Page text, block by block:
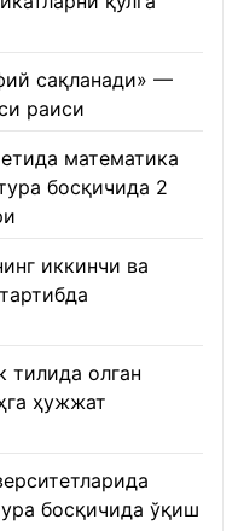
сақланади» —
раиси
математика
босқичида 2
иккинчи ва
тилида олган
ҳужжат
босқичида ўқиш